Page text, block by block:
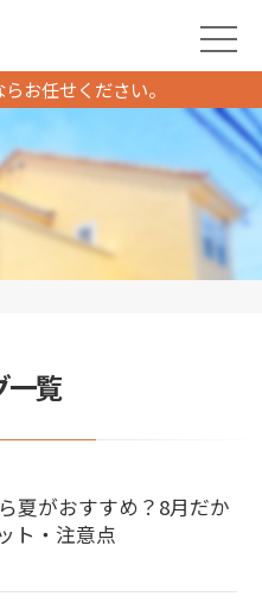
お任せください。
一覧
夏がおすすめ？8月だか
ト・注意点